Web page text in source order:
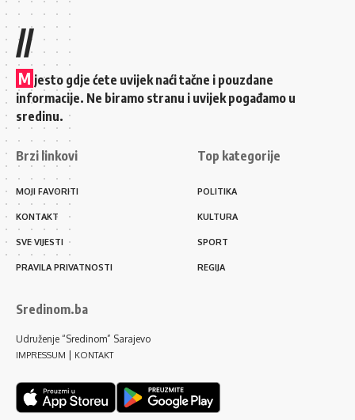
//
M jesto gdje ćete uvijek naći tačne i pouzdane
informacije. Ne biramo stranu i uvijek pogađamo u
sredinu.
Brzi linkovi
MOJI FAVORITI
KONTAKT
SVE VIJESTI
PRAVILA PRIVATNOSTI
Top kategorije
POLITIKA
KULTURA
SPORT
REGIJA
Sredinom.ba
Udruženje “Sredinom” Sarajevo
IMPRESSUM KONTAKT